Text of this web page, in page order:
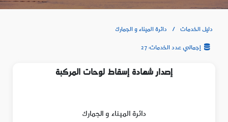
دليل الخدمات
دائرة الميناء و الجمارك
إجمالي عدد الخدمات: 27
إصدار شهادة إسقاط لوحات المركبة
دائرة الميناء و الجمارك